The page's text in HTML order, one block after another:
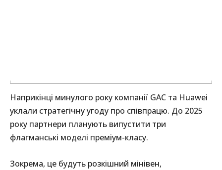
Наприкінці минулого року компанії GAC та Huawei
уклали стратегічну угоду про співпрацю. До 2025
року партнери планують випустити три
флагманські моделі преміум-класу.
Зокрема, це будуть розкішний мінівен,